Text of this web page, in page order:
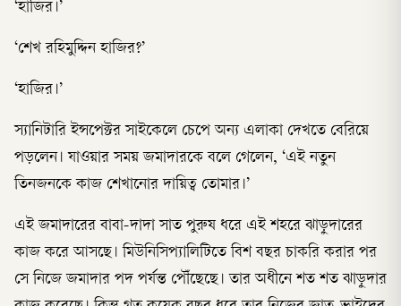
‘হাজির।’
‘শেখ রহিমুদ্দিন হাজির?’
‘হাজির।’
স্যানিটারি ইন্সপেক্টর সাইকেলে চেপে অন্য এলাকা দেখতে বেরিয়ে
পড়লেন। যাওয়ার সময় জমাদারকে বলে গেলেন, ‘এই নতুন
তিনজনকে কাজ শেখানোর দায়িত্ব তোমার।’
এই জমাদারের বাবা-দাদা সাত পুরুষ ধরে এই শহরে ঝাড়ুদারের
কাজ করে আসছে। মিউনিসিপ্যালিটিতে বিশ বছর চাকরি করার পর
সে নিজে জমাদার পদ পর্যন্ত পৌঁছেছে। তার অধীনে শত শত ঝাড়ুদার